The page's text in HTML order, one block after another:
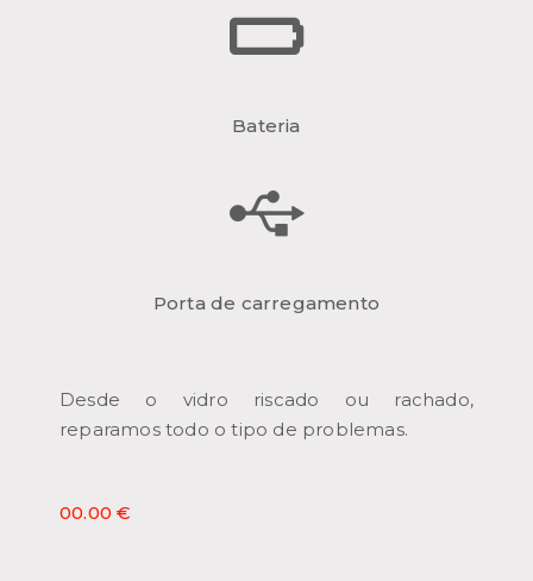
Bateria
Porta de carregamento
Desde o vidro riscado ou rachado,
reparamos todo o tipo de problemas.
00.00 €